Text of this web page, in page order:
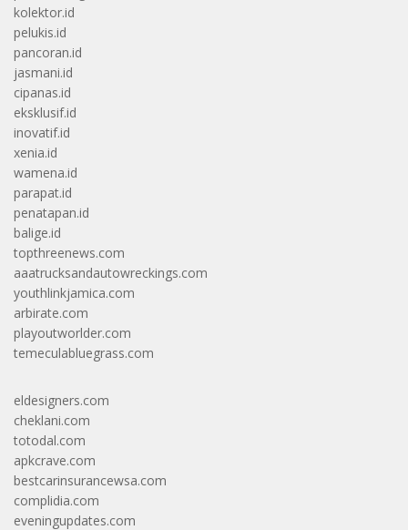
kolektor.id
pelukis.id
pancoran.id
jasmani.id
cipanas.id
eksklusif.id
inovatif.id
xenia.id
wamena.id
parapat.id
penatapan.id
balige.id
topthreenews.com
aaatrucksandautowreckings.com
youthlinkjamica.com
arbirate.com
playoutworlder.com
temeculabluegrass.com
eldesigners.com
cheklani.com
totodal.com
apkcrave.com
bestcarinsurancewsa.com
complidia.com
eveningupdates.com